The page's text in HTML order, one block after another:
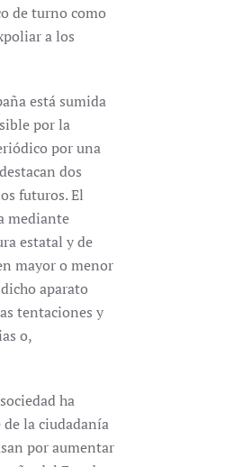
de turno como
a los
está sumida
por la
por una
dos
futuros. El
mediante
estatal y de
mayor o menor
aparato
tentaciones y
o,
ha
la ciudadanía
por aumentar